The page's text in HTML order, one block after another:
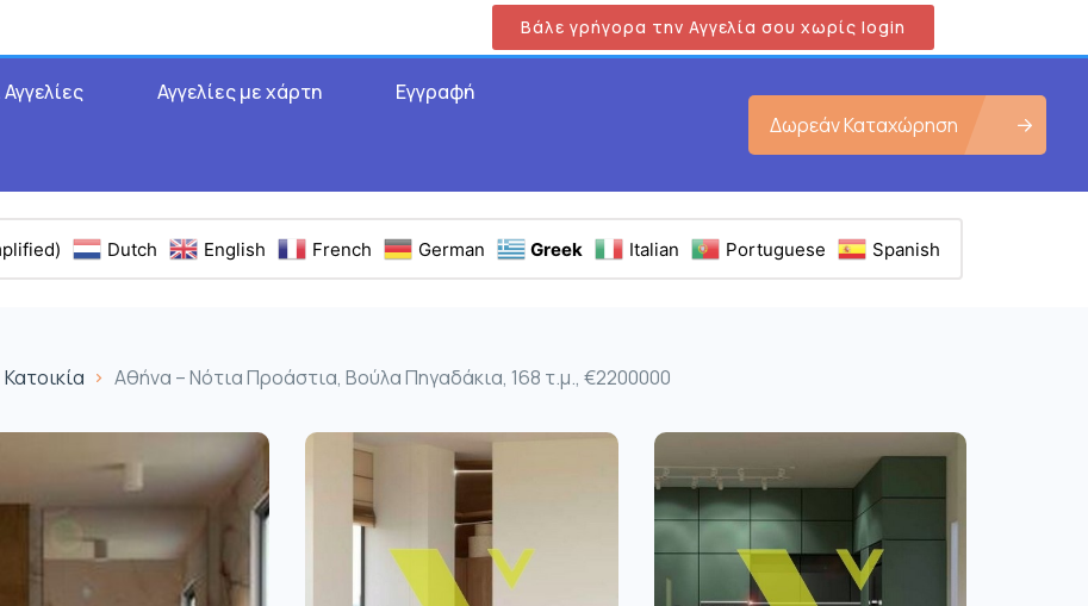
Βάλε γρήγορα την Αγγελία σου χωρίς login
Αγγελίες με χάρτη Εγγραφή
Δωρεάν Καταχώρηση
Dutch English French German Greek Italian Portuguese Spanish
Κατοικία Αθήνα – Νότια Προάστια, Βούλα Πηγαδάκια, 168 τ.μ., €2200000